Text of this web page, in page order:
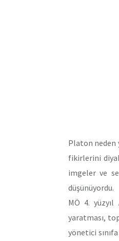
Platon neden
fikirlerini
imgeler ve
düşünüyordu.
MÖ 4.
yaratması,
yönetici